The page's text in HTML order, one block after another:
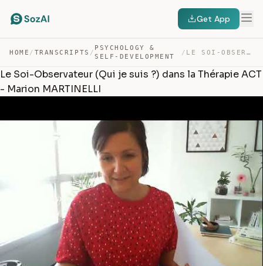
Get App
HOME / TRANSCRIPTS /
PSYCHOLOGY &
SELF-DEVELOPMENT
/ LE SOI-OBSERVATEUR (QUI JE SUIS ?) DANS LA THÉRAPIE ACT… — TRANSCRIPT
Le Soi-Observateur (Qui je suis ?) dans la Thérapie ACT
- Marion MARTINELLI